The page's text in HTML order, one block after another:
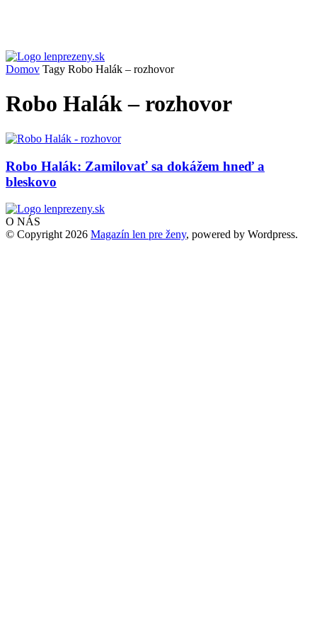
Domov Tagy Robo Halák – rozhovor
Robo Halák – rozhovor
Robo Halák: Zamilovať sa dokážem hneď a
bleskovo
O NÁS
© Copyright 2026 Magazín len pre ženy, powered by Wordpress.